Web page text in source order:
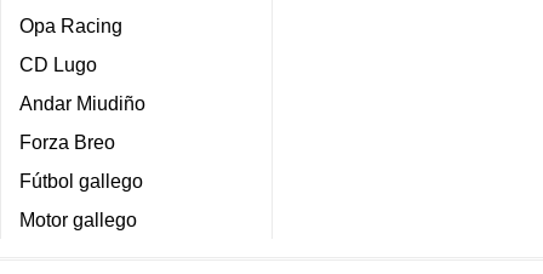
Opa Racing
CD Lugo
Andar Miudiño
Forza Breo
Fútbol gallego
Motor gallego